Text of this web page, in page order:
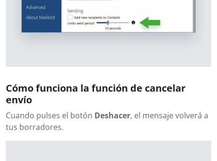
Cómo funciona la función de cancelar
envío
Cuando pulses el botón Deshacer, el mensaje volverá a
tus borradores.